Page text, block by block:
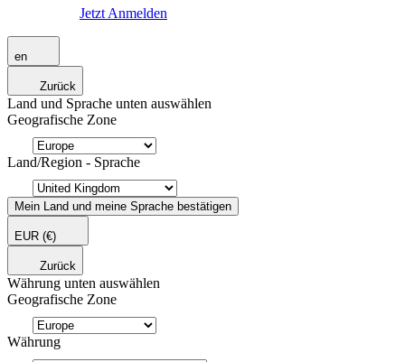
Jetzt Anmelden
en
Zurück
Land und Sprache unten auswählen
Geografische Zone
Land/Region - Sprache
Mein Land und meine Sprache bestätigen
EUR (€)
Zurück
Währung unten auswählen
Geografische Zone
Währung